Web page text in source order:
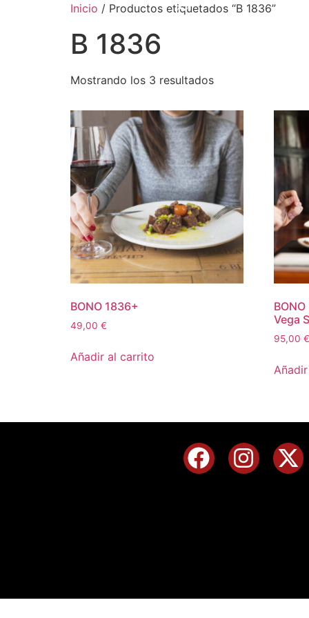
Inicio / Productos etiquetados “B 1836”
B 1836
Mostrando los 3 resultados
BONO 1836+
49,00 €
Añadir al carrito
BONO
Vega
95,00 €